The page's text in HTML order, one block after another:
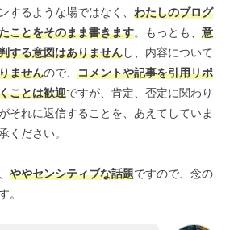
するような場ではなく、 わたしのブログ
ことをそのまま書きます。もっとも、 意
する意図はありませんし、内容について
ませんので、 コメントや記事を引用リポ
ことは歓迎ですが、肯定、否定に関わり
それに返信することを、あえてしていま
ください。
ややセンシティブな話題ですので、念の
。